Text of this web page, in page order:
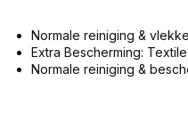
Normale reiniging &
Extra Bescherming:
Normale reiniging &